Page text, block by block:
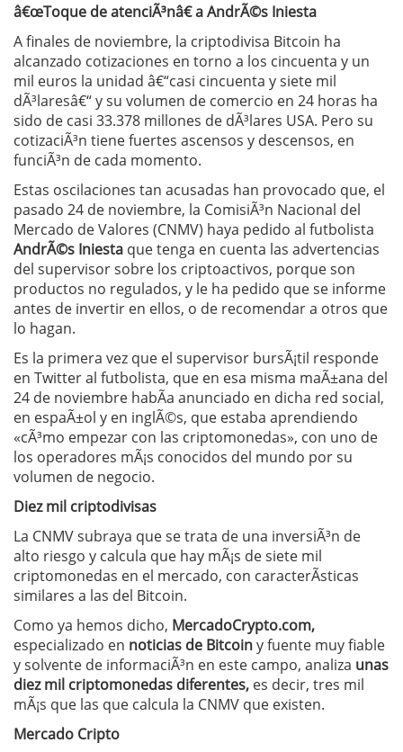
â€œToque de atenciÃ³nâ€ a AndrÃ©s Iniesta
A finales de noviembre, la criptodivisa Bitcoin ha
alcanzado cotizaciones en torno a los cincuenta y un
mil euros la unidad â€“casi cincuenta y siete mil
dÃ³laresâ€“ y su volumen de comercio en 24 horas ha
sido de casi 33.378 millones de dÃ³lares USA. Pero su
cotizaciÃ³n tiene fuertes ascensos y descensos, en
funciÃ³n de cada momento.
Estas oscilaciones tan acusadas han provocado que, el
pasado 24 de noviembre, la ComisiÃ³n Nacional del
Mercado de Valores (CNMV) haya pedido al futbolista
AndrÃ©s Iniesta que tenga en cuenta las advertencias
del supervisor sobre los criptoactivos, porque son
productos no regulados, y le ha pedido que se informe
antes de invertir en ellos, o de recomendar a otros que
lo hagan.
Es la primera vez que el supervisor bursÃ¡til responde
en Twitter al futbolista, que en esa misma maÃ±ana del
24 de noviembre habÃ­a anunciado en dicha red social,
en espaÃ±ol y en inglÃ©s, que estaba aprendiendo
«cÃ³mo empezar con las criptomonedas», con uno de
los operadores mÃ¡s conocidos del mundo por su
volumen de negocio.
Diez mil criptodivisas
La CNMV subraya que se trata de una inversiÃ³n de
alto riesgo y calcula que hay mÃ¡s de siete mil
criptomonedas en el mercado, con caracterÃ­sticas
similares a las del Bitcoin.
Como ya hemos dicho, MercadoCrypto.com,
especializado en noticias de Bitcoiny fuente muy fiable
y solvente de informaciÃ³n en este campo, analiza unas
diez mil criptomonedas diferentes, es decir, tres mil
mÃ¡s que las que calcula la CNMV que existen.
Mercado Cripto